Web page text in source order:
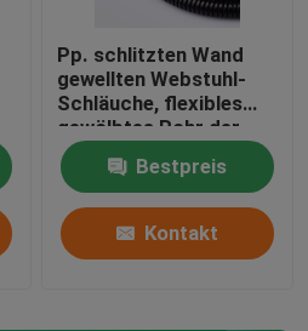
Pp. schlitzten Wand
gewellten Webstuhl-
Schläuche, flexibles
gewölbtes Rohr der
schwarzen Bälge auf
Bestpreis
Kontakt